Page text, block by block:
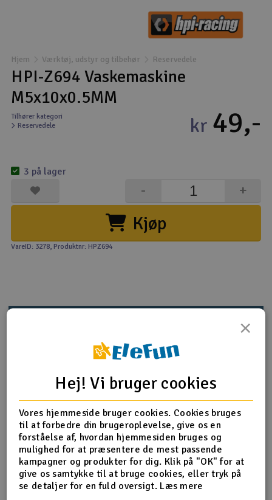
Droner til FPV
Fly
Helikopter
Modelbygg og byggesæt
Modeljernbane
Motor & tilbehør
Scooter & elkøretøj
Slot racing
Smarthjem, leg og hobby
Solenergi
Værktøj, udstyr og tilbehør
Hjem Værktøj, udstyr og tilbehør Reservedele
HPI-Z694 Vaskemaskine
M5x10x0.5MM
Tilhører kategori
Reservedele
kr 49,-
Kjøp
+
-
3 på lager
VareID: 3278, Produktnr: HPZ694
Produkt information
Z694 Vaskemaskine M5x10x0,5MM
Flere detaljer
Produktet er
forbundet med
Reservedele HPI
×
Hej! Vi bruger cookies
Vores hjemmeside bruger cookies. Cookies bruges
til at forbedre din brugeroplevelse, give os en
forståelse af, hvordan hjemmesiden bruges og
mulighed for at præsentere de mest passende
kampagner og produkter for dig. Klik på "OK" for at
give os samtykke til at bruge cookies, eller tryk på
se detaljer for en fuld oversigt. Læs mere